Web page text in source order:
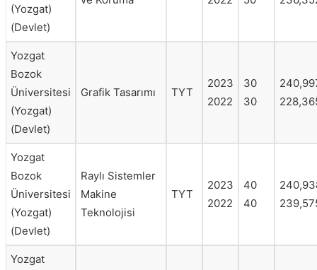
(Yozgat)
(Devlet)
Yozgat
Bozok
Üniversitesi
(Yozgat)
(Devlet)
Grafik Tasarımı TYT
2023
2022
30
30
Yozgat
Bozok
Üniversitesi
(Yozgat)
(Devlet)
Raylı Sistemler
Makine
Teknolojisi
TYT
2023
2022
40
40
Yozgat